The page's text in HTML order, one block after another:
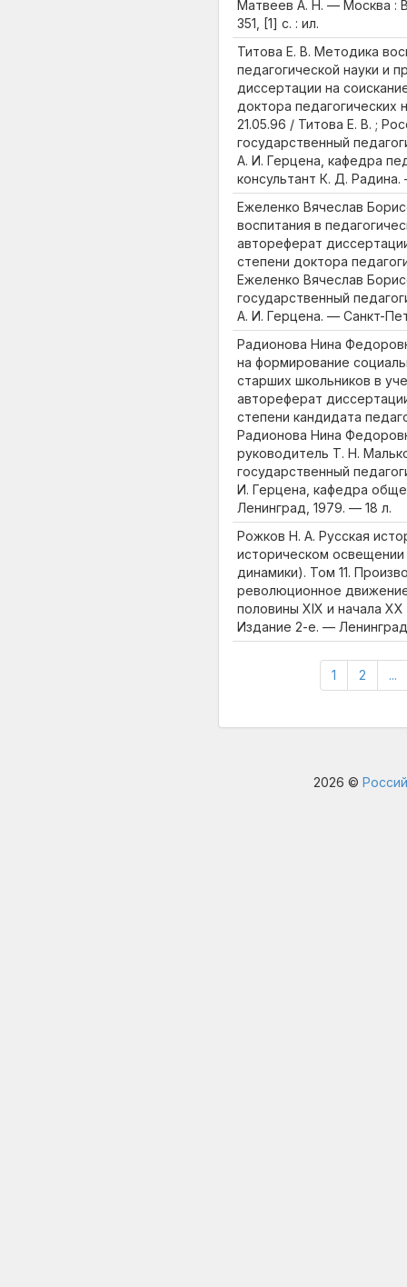
Матвеев А. Н. — Москва :
351, [1] с. : ил.
Титова Е. В. Методика
педагогической науки и
диссертации на
доктора педагогических
21.05.96 / Титова Е. В. ;
государственный
А. И. Герцена, кафедра
консультант К. Д.
Ежеленко Вячеслав
воспитания в
автореферат
степени доктора
Ежеленко Вячеслав
государственный
А. И. Герцена. — Санкт-
Радионова Нина
на формирование
старших школьников в
автореферат
степени кандидата
Радионова Нина
руководитель Т. Н.
государственный
И. Герцена, кафедра
Ленинград, 1979. — 18 л.
Рожков Н. А. Русская
историческом
динамики). Том 11.
революционное
половины XIX и начала
Издание 2-е. —
1 2 ...
2026 ©